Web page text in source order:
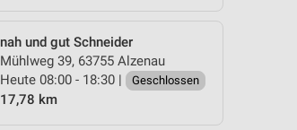
nah und gut Schneider
Mühlweg 39, 63755 Alzenau
Heute 08:00 - 18:30 |
Geschlossen
17,78 km